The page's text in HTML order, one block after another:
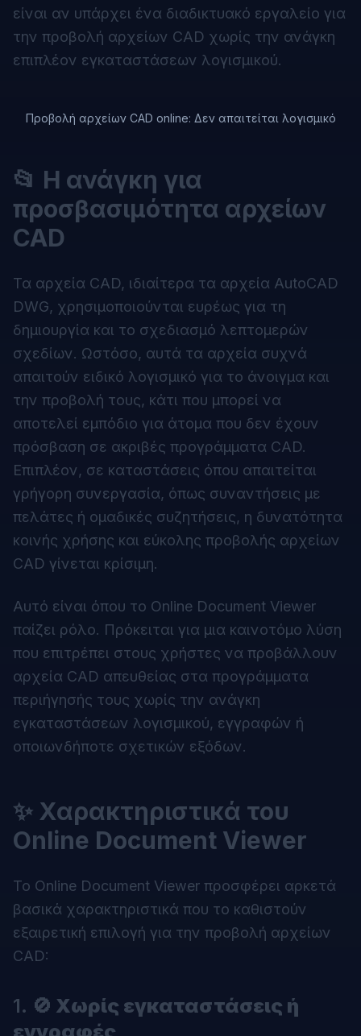
είναι αν υπάρχει ένα διαδικτυακό εργαλείο για
την προβολή αρχείων CAD χωρίς την ανάγκη
επιπλέον εγκαταστάσεων λογισμικού.
Προβολή αρχείων CAD online: Δεν απαιτείται λογισμικό
📂 Η ανάγκη για
προσβασιμότητα αρχείων
CAD
Τα αρχεία CAD, ιδιαίτερα τα αρχεία AutoCAD
DWG, χρησιμοποιούνται ευρέως για τη
δημιουργία και το σχεδιασμό λεπτομερών
σχεδίων. Ωστόσο, αυτά τα αρχεία συχνά
απαιτούν ειδικό λογισμικό για το άνοιγμα και
την προβολή τους, κάτι που μπορεί να
αποτελεί εμπόδιο για άτομα που δεν έχουν
πρόσβαση σε ακριβές προγράμματα CAD.
Επιπλέον, σε καταστάσεις όπου απαιτείται
γρήγορη συνεργασία, όπως συναντήσεις με
πελάτες ή ομαδικές συζητήσεις, η δυνατότητα
κοινής χρήσης και εύκολης προβολής αρχείων
CAD γίνεται κρίσιμη.
Αυτό είναι όπου το Online Document Viewer
παίζει ρόλο. Πρόκειται για μια καινοτόμο λύση
που επιτρέπει στους χρήστες να προβάλλουν
αρχεία CAD απευθείας στα προγράμματα
περιήγησής τους χωρίς την ανάγκη
εγκαταστάσεων λογισμικού, εγγραφών ή
οποιωνδήποτε σχετικών εξόδων.
✨ Χαρακτηριστικά του
Online Document Viewer
Το Online Document Viewer προσφέρει αρκετά
βασικά χαρακτηριστικά που το καθιστούν
εξαιρετική επιλογή για την προβολή αρχείων
CAD:
1. 🚫 Χωρίς εγκαταστάσεις ή